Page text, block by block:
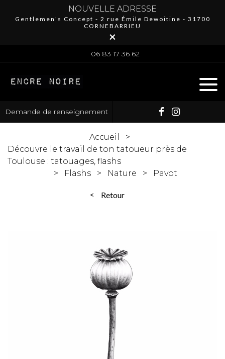
NOUVELLE ADRESSE
Gentlemen's Concept - 2 rue Émile Dewoitine - 31700
CORNEBARRIEU
×
06 83 17 36 62
Demande de renseignement
Accueil
Découvre le travail de ton tatoueur près de
Toulouse : tatouages, flashs
Flashs
Nature Pavot
Retour